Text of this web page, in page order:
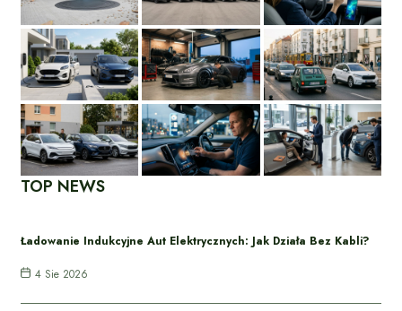
TOP NEWS
Ładowanie Indukcyjne Aut Elektrycznych: Jak Działa Bez Kabli?
4 Sie 2026